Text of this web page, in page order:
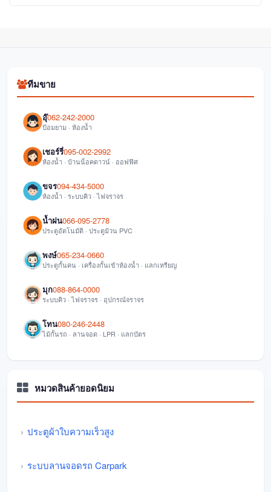
ทีมขาย
อุ๊062-242-2000
ป้อมยาม · ห้องน้ำ
เชอร์รี่095-002-2992
ห้องน้ำ · บ้านน็อคดาวน์ · ออฟฟิศ
ขจร094-434-5000
ห้องน้ำ · ระบบคิว · ไฟจราจร
น้ำฝน066-095-2778
ประตูอัตโนมัติ · ประตูม้วน PVC
พงษ์065-234-0660
ประตูกั้นคน · เครื่องกั้นเข้าห้องน้ำ · แลกเหรียญ
มุก088-864-0000
ระบบคิว · ไฟจราจร · อุปกรณ์จราจร
โทน080-246-2448
ไม้กั้นรถ · ลานจอด · LPR · แลกบัตร
หมวดสินค้ายอดนิยม
ประตูผ้าใบความเร็วสูง
ระบบลานจอดรถ Carpark